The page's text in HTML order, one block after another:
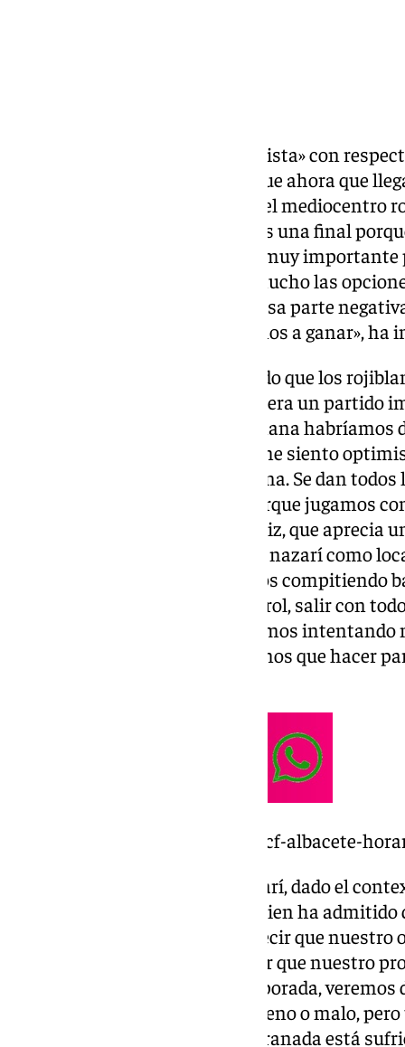
Sergio Ruiz se mantiene «optimista» con
. «Estoy seguro de que ahora que
daremos la cara», ha sostenido el mediocentro
antes de recibir al Oviedo. «No es una final
partidos, pero es un encuentro muy importante
van a siete puntos y se alejan mucho las
pero no estamos pensando en esa parte
mentalidad positiva de que vamos a ganar», ha
El centrocampista ha reconocido que los
perder en Cádiz. «Sabíamos que era un
conseguido la victoria, esta semana
meternos en ‘play-off’, pero yo me siento
Hemos preparado bien la semana. Se dan
semana para que sea bueno, porque jugamos
directo», ha esgrimido Sergio Ruiz, que aprecia
entre el rendimiento del cuadro nazarí como
«En los partidos de casa estamos compitiendo
nos está costando tener el control, salir con
Es algo que hablamos, que estamos
aquí a final de temporada tenemos que hacer
https://www.101tv.es/granada-cf-albacete-
Cuestionado sobre la meta nazarí, dado el
rechazar al ascenso directo, si bien ha admitido
vamos a vender la moto, pero decir que
sino el ‘play-off’, no va a cambiar que nuestro
Tenerife y ganar. A final de temporada,
que cumplimos o no, qué fue bueno o malo,
incidido, consciente de que el Granada está